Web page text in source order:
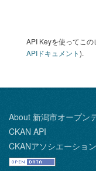
API Keyを使ってこ
APIドキュメント).
About 新潟市オープン
CKAN API
CKANアソシエーション